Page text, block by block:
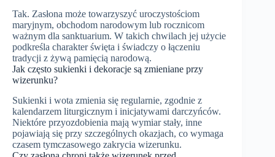
Tak. Zasłona może towarzyszyć uroczystościom
maryjnym, obchodom narodowym lub rocznicom
ważnym dla sanktuarium. W takich chwilach jej użycie
podkreśla charakter święta i świadczy o łączeniu
tradycji z żywą pamięcią narodową.
Jak często sukienki i dekoracje są zmieniane przy
wizerunku?
Sukienki i wota zmienia się regularnie, zgodnie z
kalendarzem liturgicznym i inicjatywami darczyńców.
Niektóre przyozdobienia mają wymiar stały, inne
pojawiają się przy szczególnych okazjach, co wymaga
czasem tymczasowego zakrycia wizerunku.